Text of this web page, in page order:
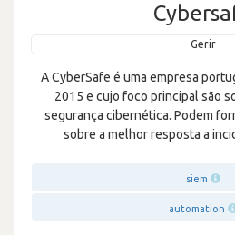
Gerir
A CyberSafe é uma empresa
2015 e cujo foco principal são
segurança cibernética. Podem
sobre a melhor resposta a
siem
automation